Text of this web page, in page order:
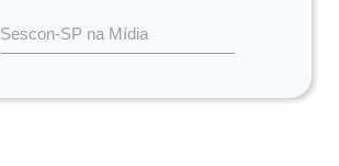
Sescon-SP na Mídia